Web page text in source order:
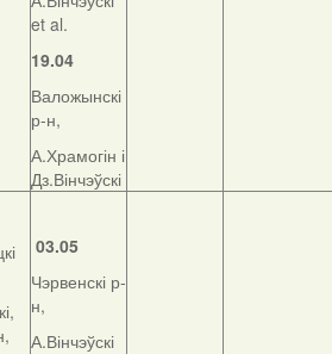
et al.
19.04
Валожынскі
р-н,
А.Храмогін і
Дз.Вінчэўскі
03.05
Чэрвенскі р-
н,
А.Вінчэўскі